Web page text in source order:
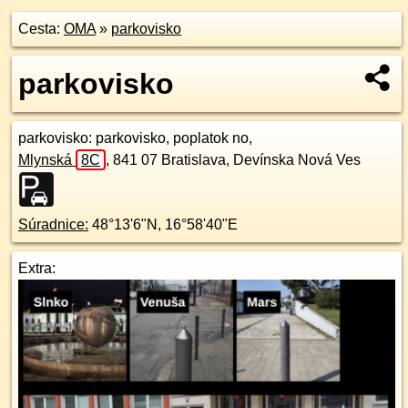
Cesta: OMA» parkovisko
parkovisko
parkovisko: parkovisko, poplatok no,
Mlynská
8C , 841 07 Bratislava, Devínska Nová Ves
Súradnice: 48°13'6"N , 16°58'40"E
Extra: